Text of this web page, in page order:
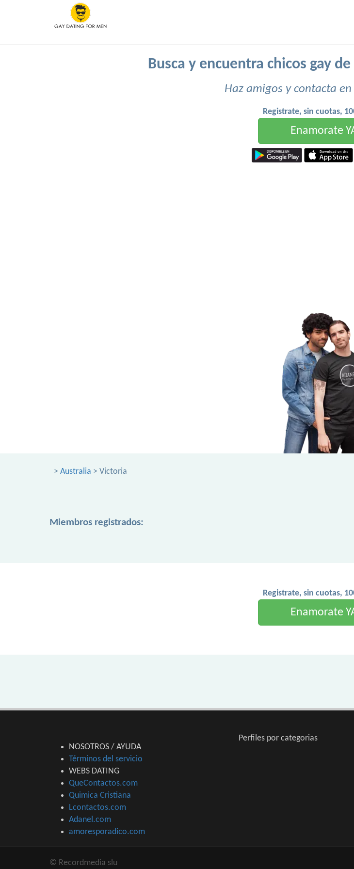
Busca y encuentra chicos gay
Haz amigos y contacta
Registrate, sin cuotas,
Enamorate
> Australia > Victoria
Miembros registrados:
Registrate, sin cuotas,
Enamorate
NOSOTROS / AYUDA
Términos del servicio
WEBS DATING
QueContactos.com
Quimica Cristiana
Lcontactos.com
Adanel.com
amoresporadico.com
Perfiles por categorias
© Recordmedia slu